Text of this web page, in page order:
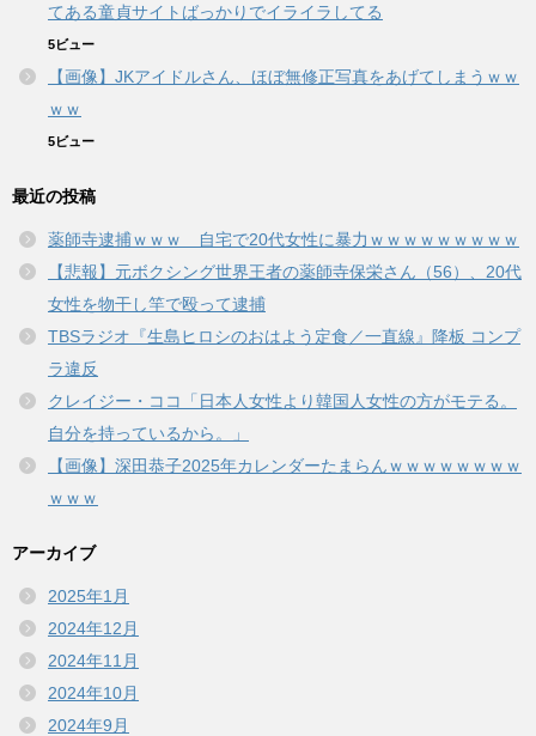
てある童貞サイトばっかりでイライラしてる
5ビュー
【画像】JKアイドルさん、ほぼ無修正写真をあげてしまうｗｗ
ｗｗ
5ビュー
最近の投稿
薬師寺逮捕ｗｗｗ 自宅で20代女性に暴力ｗｗｗｗｗｗｗｗｗ
【悲報】元ボクシング世界王者の薬師寺保栄さん（56）、20代
女性を物干し竿で殴って逮捕
TBSラジオ『生島ヒロシのおはよう定食／一直線』降板 コンプ
ラ違反
クレイジー・ココ「日本人女性より韓国人女性の方がモテる。
自分を持っているから。」
【画像】深田恭子2025年カレンダーたまらんｗｗｗｗｗｗｗｗ
ｗｗｗ
アーカイブ
2025年1月
2024年12月
2024年11月
2024年10月
2024年9月